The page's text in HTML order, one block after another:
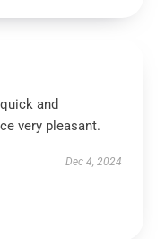
and
very pleasant.
Dec 4, 2024